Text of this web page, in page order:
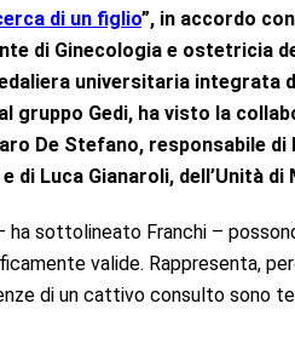
di un figlio”, in accordo
di Ginecologia e ostetricia
universitaria integrata
gruppo Gedi, ha visto la
De Stefano, responsabile
di Luca Gianaroli, dell’Unità
ha sottolineato Franchi –
valide. Rappresenta,
di un cattivo consulto sono